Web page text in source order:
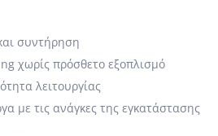
συντήρηση
χωρίς πρόσθετο εξοπλισμό
λειτουργίας
με τις ανάγκες της εγκατάστασης